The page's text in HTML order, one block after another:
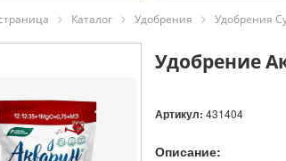
Каталог Удобрения Удобрения
Удобрение
Артикул: 431404
Описание: